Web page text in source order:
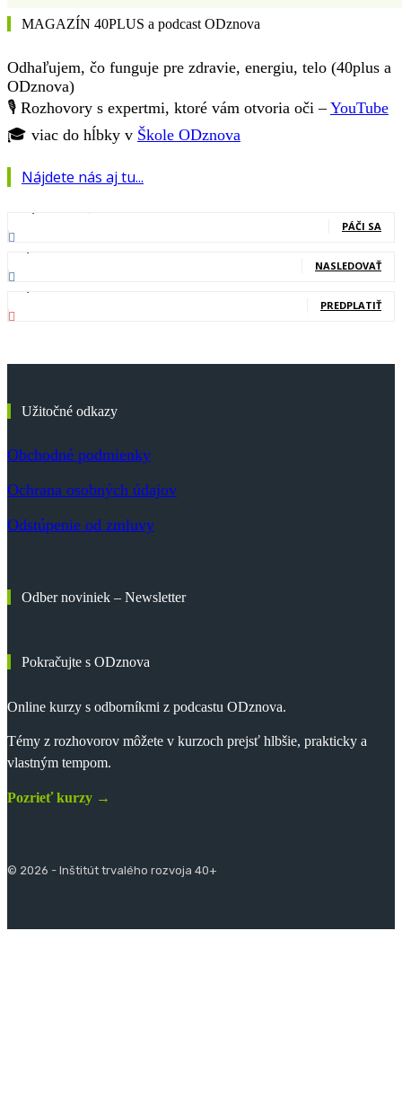
MAGAZÍN 40PLUS a podcast ODznova
Odhaľujem, čo funguje pre zdravie, energiu, telo (40plus a
ODznova)
🎙️ Rozhovory s expertmi, ktoré vám otvoria oči –YouTube
🎓 viac do hĺbky v Škole ODznova
Nájdete nás aj tu...
PÁČI SA
NASLEDOVAŤ
PREDPLATIŤ
Užitočné odkazy
Obchodné podmienky
Ochrana osobných údajov
Odstúpenie od zmluvy
Odber noviniek – Newsletter
Pokračujte s ODznova
Online kurzy s odborníkmi z podcastu ODznova.
Témy z rozhovorov môžete v kurzoch prejsť hlbšie, prakticky a
vlastným tempom.
Pozrieť kurzy →
© 2026 - Inštitút trvalého rozvoja 40+